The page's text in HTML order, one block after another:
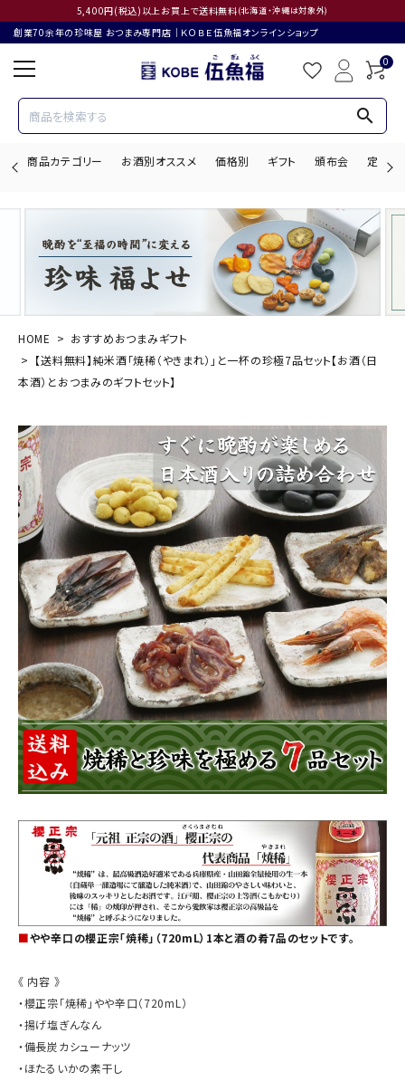
5,400円(税込)以上お買上で送料無料(北海道・沖縄は対象外)
創業70余年の珍味屋 おつまみ専門店│ＫＯＢＥ伍魚福オンラインショップ
0
search
商品カテゴリー お酒別オススメ 価格別 ギフト 頒布会 定期購
search
ログイン 会員登録
お酒別オススメ
価格別
お問い合わせ
ご利用ガイド
直営店
HOME
おすすめおつまみギフト
【送料無料】純米酒「焼稀（やきまれ）」と一杯の珍極7品セット【お酒（日
本酒）とおつまみのギフトセット】
■やや辛口の櫻正宗「焼稀」（720mL）1本と酒の肴7品のセットです。
《 内容 》
・櫻正宗「焼稀」やや辛口（720mL）
・揚げ塩ぎんなん
・備長炭カシューナッツ
・ほたるいかの素干し